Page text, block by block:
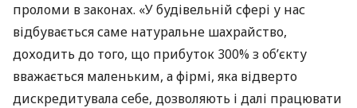
проломи в законах. «У будівельній сфері у нас
відбувається саме натуральне шахрайство,
доходить до того, що прибуток 300% з об’єкту
вважається маленьким, а фірмі, яка відверто
дискредитувала себе, дозволяють і далі працювати